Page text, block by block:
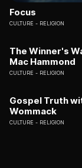
Focus
CULTURE RELIGION
The Winner's
Mac Hammond
CULTURE RELIGION
Gospel Truth
Wommack
CULTURE RELIGION